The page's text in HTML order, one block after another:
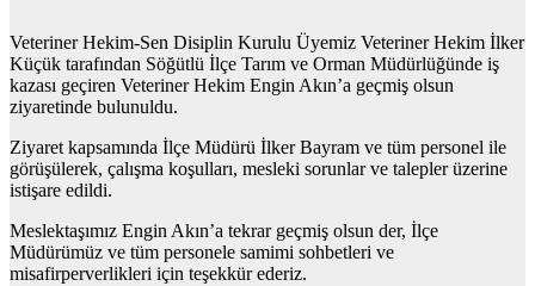
Veteriner Hekim-Sen Disiplin Kurulu Üyemiz Veteriner Hekim İlker
Küçük tarafından Söğütlü İlçe Tarım ve Orman Müdürlüğünde iş
kazası geçiren Veteriner Hekim Engin Akın’a geçmiş olsun
ziyaretinde bulunuldu.
Ziyaret kapsamında İlçe Müdürü İlker Bayram ve tüm personel ile
görüşülerek, çalışma koşulları, mesleki sorunlar ve talepler üzerine
istişare edildi.
Meslektaşımız Engin Akın’a tekrar geçmiş olsun der, İlçe
Müdürümüz ve tüm personele samimi sohbetleri ve
misafirperverlikleri için teşekkür ederiz.